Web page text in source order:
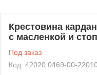
Крестовина
с масленкой и
Под заказ
Код: 42020.0469-00-